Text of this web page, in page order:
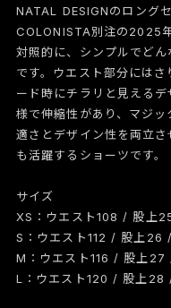
NATAL DESIGNのロング
COLONISTA別注の2025
対照的に、シンプルでど
です。ウエスト部分には
ード時にチラリと見える
様で伸縮性があり、マジ
適さとデザイン性を両立
も活躍するショーツです。
サイズ
XS：ウエスト108 / 股上
S：ウエスト112 / 股上
M：ウエスト116 / 股上
L：ウエスト120 / 股上